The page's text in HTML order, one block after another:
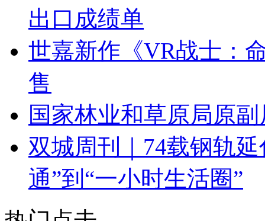
出口成绩单
世嘉新作《VR战士：
售
国家林业和草原局原
双城周刊｜74载钢轨
通”到“一小时生活圈”